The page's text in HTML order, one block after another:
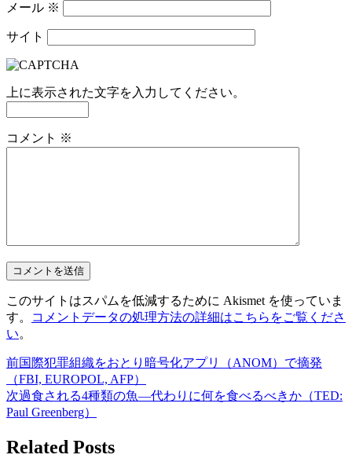
メール ※
サイト
上に表示された文字を入力してください。
コメント ※
このサイトはスパムを低減するために Akismet を使っていま
す。
コメントデータの処理方法の詳細はこちらをご覧くださ
い。
前国際犯罪組織をおとり暗号化アプリ（ANOM）で摘発
（FBI, EUROPOL, AFP）
次過食される4種類の魚—代わりに何を食べるべきか（TED:
Paul Greenberg）
Related Posts